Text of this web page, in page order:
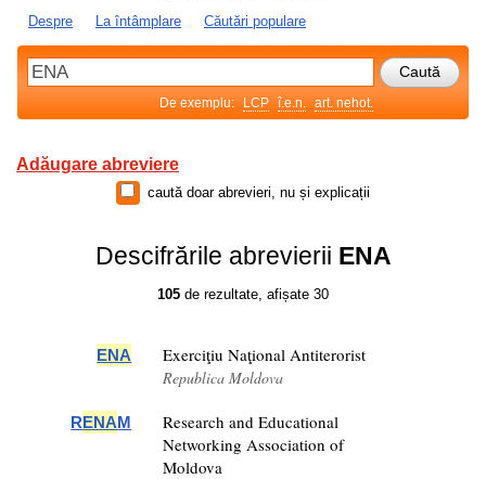
Despre La întâmplare Căutări populare
De exemplu: LCP î.e.n. art. nehot.
Adăugare abreviere
caută doar abrevieri, nu și explicații
Descifrările abrevierii ENA
105 de rezultate, afișate 30
ENA Exerciţiu Naţional Antiterorist
Republica Moldova
RENAM
Research and Educational
Networking Association of
Moldova